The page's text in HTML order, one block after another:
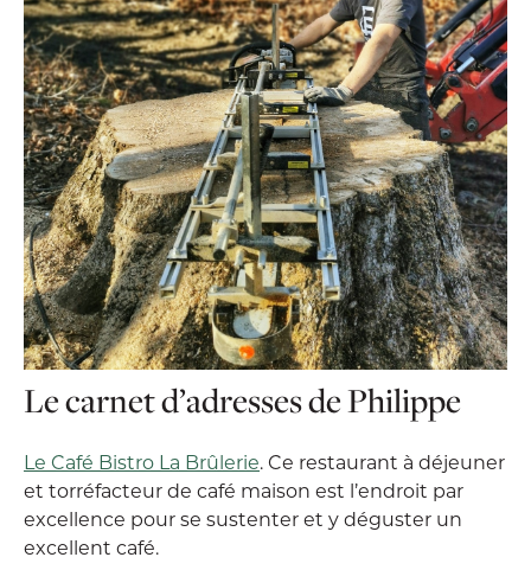
Le carnet d’adresses de Philippe
Le Café Bistro La Brûlerie. Ce restaurant à déjeuner
et torréfacteur de café maison est l’endroit par
excellence pour se sustenter et y déguster un
excellent café.